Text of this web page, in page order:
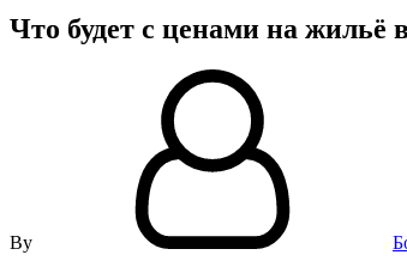
Что будет с ценами на
By